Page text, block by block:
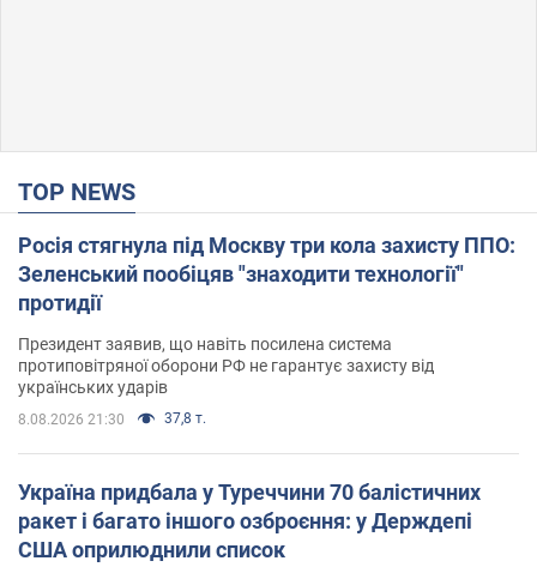
TOP NEWS
Росія стягнула під Москву три кола захисту ППО:
Зеленський пообіцяв "знаходити технології"
протидії
Президент заявив, що навіть посилена система
протиповітряної оборони РФ не гарантує захисту від
українських ударів
8.08.2026 21:30 37,8 т.
Україна придбала у Туреччини 70 балістичних
ракет і багато іншого озброєння: у Держдепі
США оприлюднили список